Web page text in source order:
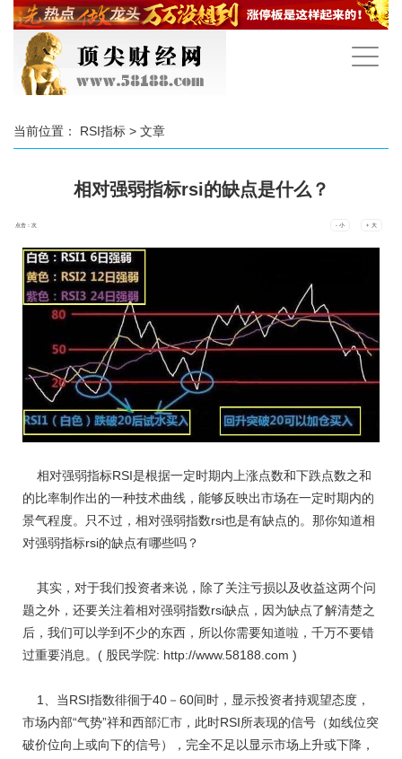
手
机
当前位置： RSI指标 > 文章
相对强弱指标rsi的缺点是什么？
点击：次 - 小 + 大
相对强弱指标RSI是根据一定时期内上涨点数和下跌点数之和
的比率制作出的一种技术曲线，能够反映出市场在一定时期内的
景气程度。只不过，相对强弱指数rsi也是有缺点的。那你知道相
对强弱指标rsi的缺点有哪些吗？
其实，对于我们投资者来说，除了关注亏损以及收益这两个问
题之外，还要关注着相对强弱指数rsi缺点，因为缺点了解清楚之
后，我们可以学到不少的东西，所以你需要知道啦，千万不要错
过重要消息。( 股民学院: http://www.58188.com )
1、当RSI指数徘徊于40－60间时，显示投资者持观望态度，
市场内部“气势”祥和西部汇市，此时RSI所表现的信号（如线位突
破价位向上或向下的信号），完全不足以显示市场上升或下降，